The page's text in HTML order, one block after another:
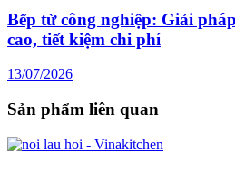
Bếp từ công nghiệp: Giải
cao, tiết kiệm chi phí
13/07/2026
Sản phẩm liên quan